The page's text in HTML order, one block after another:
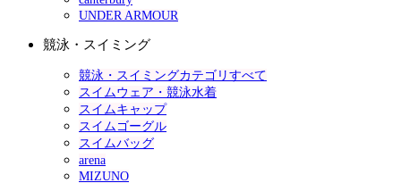
UNDER ARMOUR
競泳・スイミング
競泳・スイミングカテゴリすべて
スイムウェア・競泳水着
スイムキャップ
スイムゴーグル
スイムバッグ
arena
MIZUNO